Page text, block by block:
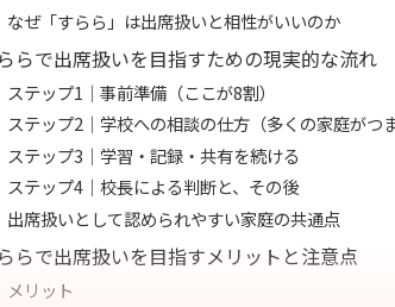
なぜ「すらら」は出席扱いと相性がいいのか
らで出席扱いを目指すための現実的な流れ
ステップ1｜事前準備（ここが8割）
ステップ2｜学校への相談の仕方（多くの家庭がつ
ステップ3｜学習・記録・共有を続ける
ステップ4｜校長による判断と、その後
出席扱いとして認められやすい家庭の共通点
らで出席扱いを目指すメリットと注意点
メリット